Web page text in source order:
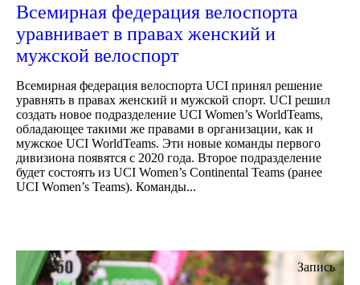
Всемирная федерация велоспорта
уравнивает в правах женский и
мужской велоспорт
Всемирная федерация велоспорта UCI принял решение
уравнять в правах женский и мужской спорт. UCI решил
создать новое подразделение UCI Women’s WorldTeams,
обладающее такими же правами в организации, как и
мужское UCI WorldTeams. Эти новые команды первого
дивизиона появятся с 2020 года. Второе подразделение
будет состоять из UCI Women’s Continental Teams (ранее
UCI Women’s Teams). Команды...
Запись